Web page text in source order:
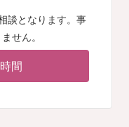
談となります。事
せん。
間